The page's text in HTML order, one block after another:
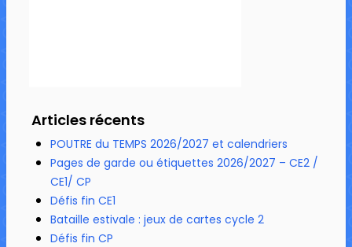
Articles récents
POUTRE du TEMPS 2026/2027 et calendriers
Pages de garde ou étiquettes 2026/2027 – CE2 /
CE1/ CP
Défis fin CE1
Bataille estivale : jeux de cartes cycle 2
Défis fin CP